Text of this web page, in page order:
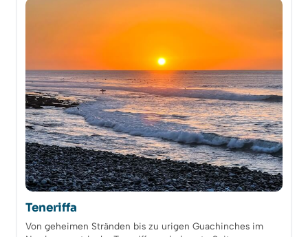
Teneriffa
Von geheimen Stränden bis zu urigen Guachinches im